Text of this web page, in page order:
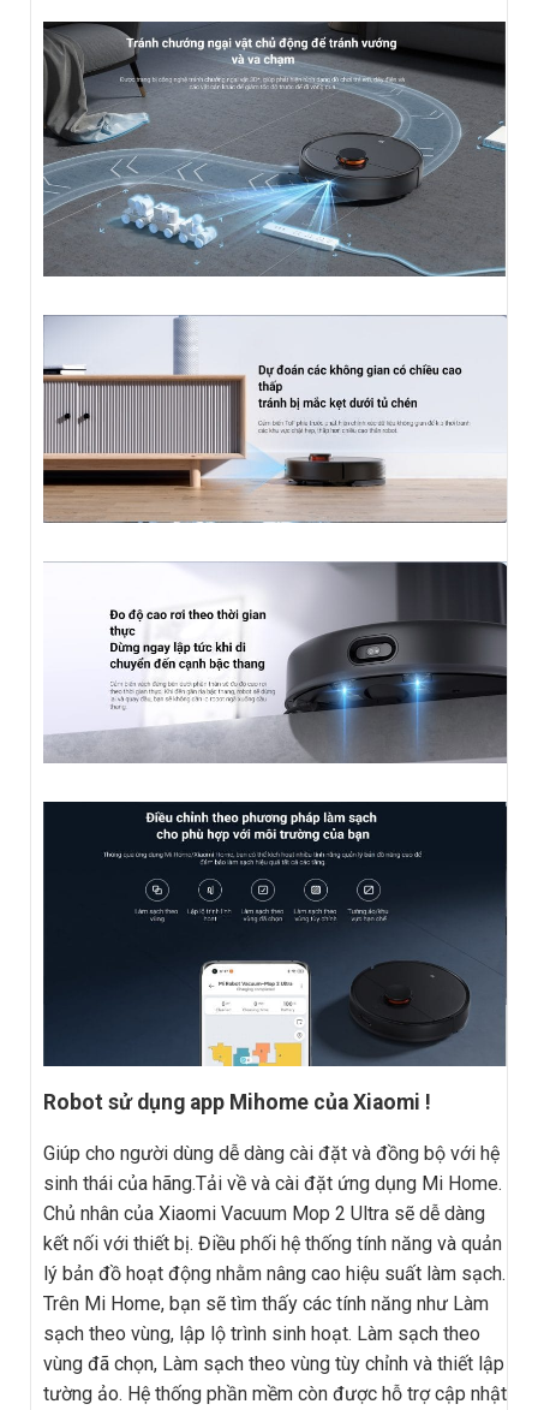
Robot sử dụng app Mihome của Xiaomi !
Giúp cho người dùng dễ dàng cài đặt và đồng bộ với hệ
sinh thái của hãng.Tải về và cài đặt ứng dụng Mi Home.
Chủ nhân của Xiaomi Vacuum Mop 2 Ultra sẽ dễ dàng
kết nối với thiết bị. Điều phối hệ thống tính năng và quản
lý bản đồ hoạt động nhằm nâng cao hiệu suất làm sạch.
Trên Mi Home, bạn sẽ tìm thấy các tính năng như Làm
sạch theo vùng, lập lộ trình sinh hoạt. Làm sạch theo
vùng đã chọn, Làm sạch theo vùng tùy chỉnh và thiết lập
tường ảo. Hệ thống phần mềm còn được hỗ trợ cập nhật